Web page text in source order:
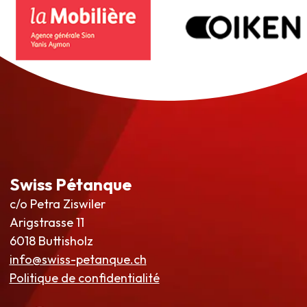
Swiss Pétanque
c/o Petra Ziswiler
Arigstrasse 11
6018 Buttisholz
info@swiss-petanque.ch
Politique de confidentialité